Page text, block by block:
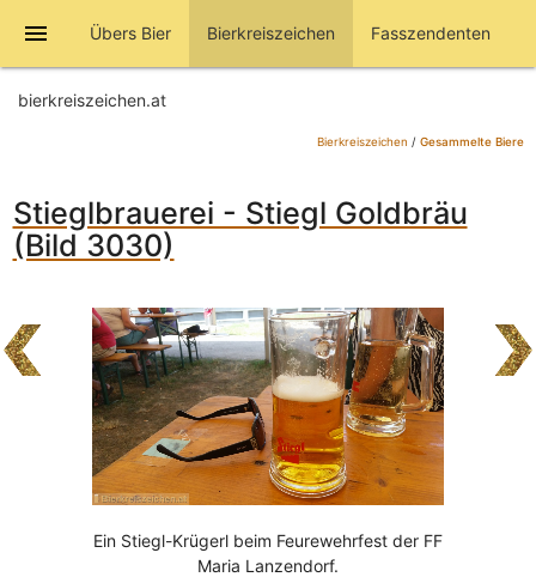
menu Übers Bier Bierkreiszeichen Fasszendenten
bierkreiszeichen.at
Bierkreiszeichen / Gesammelte Biere
Stieglbrauerei - Stiegl Goldbräu
(Bild 3030)
Ein Stiegl-Krügerl beim Feurewehrfest der FF
Maria Lanzendorf.